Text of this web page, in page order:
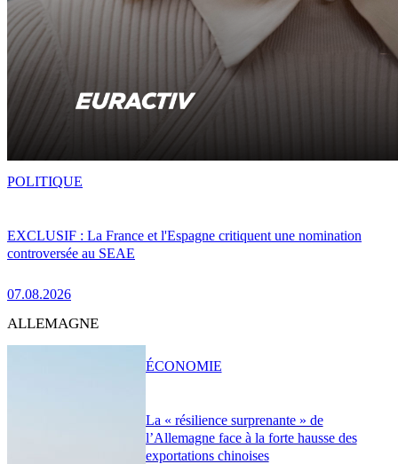
EXCLUSIF : La France et l'Espagne critiquent une nomination
controversée au SEAE
07.08.2026
POLITIQUE
ALLEMAGNE
La « résilience surprenante » de
l’Allemagne face à la forte hausse des
exportations chinoises
ÉCONOMIE